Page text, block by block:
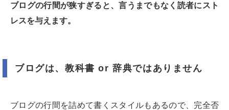
ブログの行間が狭すぎると、言うまでもなく読者にスト
レスを与えます。
ブログは、教科書 or 辞典ではありません
ブログの行間を詰めて書くスタイルもあるので、完全否